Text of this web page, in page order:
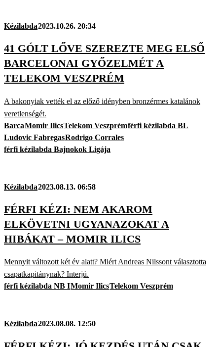
Kézilabda2023.10.26. 20:34
41 GÓLT LŐVE SZEREZTE MEG ELSŐ
BARCELONAI GYŐZELMÉT A
TELEKOM VESZPRÉM
A bakonyiak vették el az előző idényben bronzérmes katalánok
veretlenségét.
BarcaMomir IlicsTelekom Veszprémférfi kézilabda BL
Ludovic FabregasRodrigo Corrales
férfi kézilabda Bajnokok Ligája
Kézilabda2023.08.13. 06:58
FÉRFI KÉZI: NEM AKAROM
ELKÖVETNI UGYANAZOKAT A
HIBÁKAT – MOMIR ILICS
Mennyit változott két év alatt? Miért Andreas Nilssont választotta
csapatkapitánynak? Interjú.
férfi kézilabda NB IMomir IlicsTelekom Veszprém
Kézilabda2023.08.08. 12:50